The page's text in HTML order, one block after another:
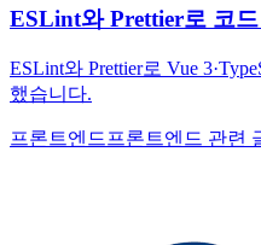
ESLint와 Prettier로 코드
ESLint와 Prettier로 Vue
했습니다.
프론트엔드프론트엔드 관련